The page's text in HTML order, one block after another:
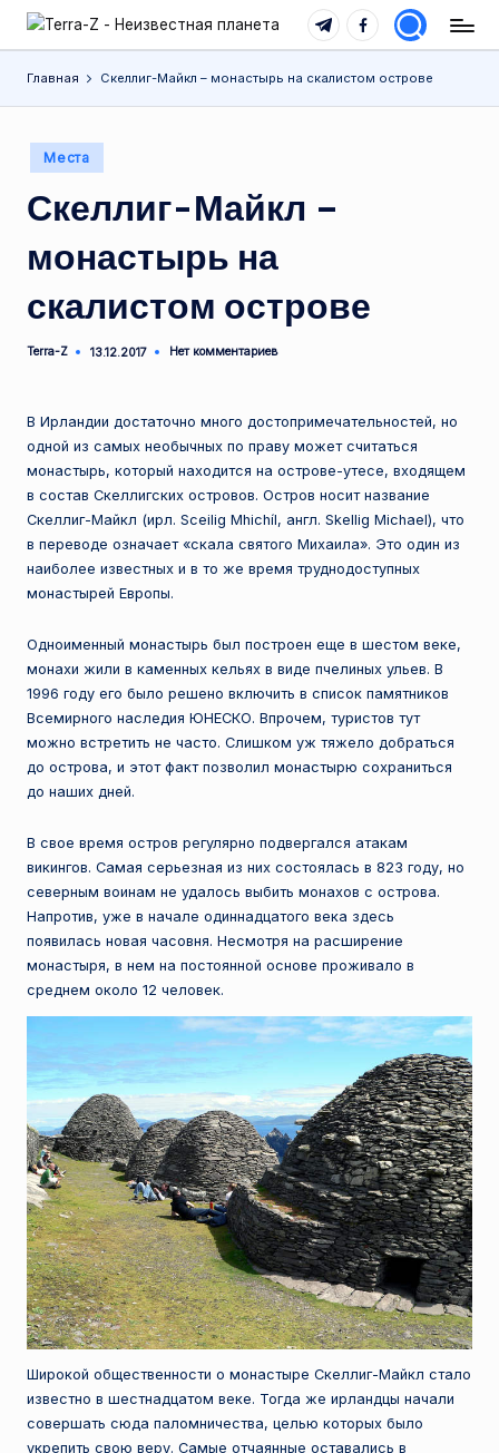
Перейти
TelegramFacebook
T
e
r
r
a
-
Z
-
и
з
в
е
с
т
а
я
п
л
н
е
т
а
Главная Скеллиг-Майкл – монастырь на скалистом острове
Опубликовано
в
Места
Скеллиг-Майкл –
монастырь на
скалистом острове
Запись
Terra-Z 13.12.2017 Нет комментариев
В Ирландии достаточно много достопримечательностей, но
одной из самых необычных по праву может считаться
монастырь, который находится на острове-утесе, входящем
в состав Скеллигских островов. Остров носит название
Скеллиг-Майкл (ирл. Sceilig Mhichíl, англ. Skellig Michael), что
в переводе означает «скала святого Михаила». Это один из
наиболее известных и в то же время труднодоступных
монастырей Европы.
Одноименный монастырь был построен еще в шестом веке,
монахи жили в каменных кельях в виде пчелиных ульев. В
1996 году его было решено включить в список памятников
Всемирного наследия ЮНЕСКО. Впрочем, туристов тут
можно встретить не часто. Слишком уж тяжело добраться
до острова, и этот факт позволил монастырю сохраниться
до наших дней.
В свое время остров регулярно подвергался атакам
викингов. Самая серьезная из них состоялась в 823 году, но
северным воинам не удалось выбить монахов с острова.
Напротив, уже в начале одиннадцатого века здесь
появилась новая часовня. Несмотря на расширение
монастыря, в нем на постоянной основе проживало в
среднем около 12 человек.
Широкой общественности о монастыре Скеллиг-Майкл стало
известно в шестнадцатом веке. Тогда же ирландцы начали
совершать сюда паломничества, целью которых было
укрепить свою веру. Самые отчаянные оставались в